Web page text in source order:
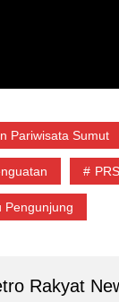
Pariwisata Sumut
Pengunjung
Rakyat